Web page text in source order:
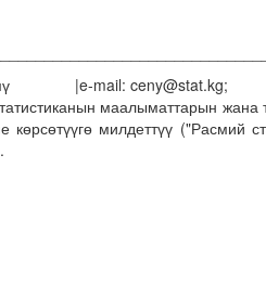
|e-mail: ceny@stat.kg;
маалыматтарын
милдеттүү ("Расмий